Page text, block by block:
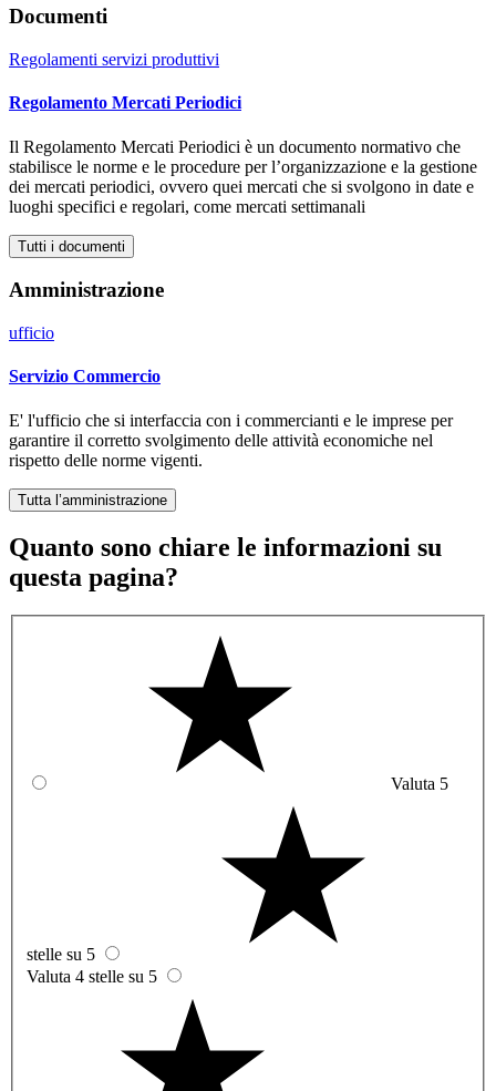
Documenti
Regolamenti servizi produttivi
Regolamento Mercati Periodici
Il Regolamento Mercati Periodici è un documento normativo che
stabilisce le norme e le procedure per l’organizzazione e la gestione
dei mercati periodici, ovvero quei mercati che si svolgono in date e
luoghi specifici e regolari, come mercati settimanali
Tutti i documenti
Amministrazione
ufficio
Servizio Commercio
E' l'ufficio che si interfaccia con i commercianti e le imprese per
garantire il corretto svolgimento delle attività economiche nel
rispetto delle norme vigenti.
Tutta l’amministrazione
Quanto sono chiare le informazioni su
questa pagina?
Valuta 5
stelle su 5
Valuta 4 stelle su 5